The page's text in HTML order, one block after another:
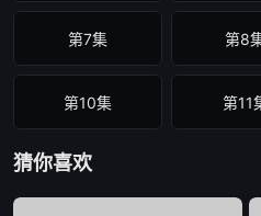
第7集 第8
第10集 第11
猜你喜欢